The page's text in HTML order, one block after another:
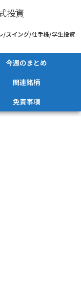
投資
/スイング/仕手株/学生投資
今週のまとめ
関連銘柄
免責事項